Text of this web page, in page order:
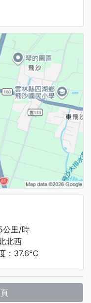
公里/時
北西
：37.6°C